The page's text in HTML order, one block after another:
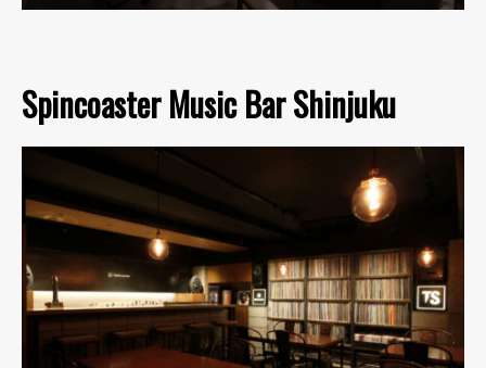
Spincoaster Music Bar Shinjuku